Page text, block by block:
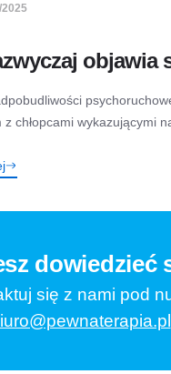
objawia
z chłopcami wykazującymi
dowiedzieć
się z nami pod